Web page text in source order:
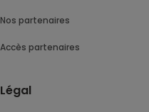
Nos partenaires
Accès partenaires
Légal